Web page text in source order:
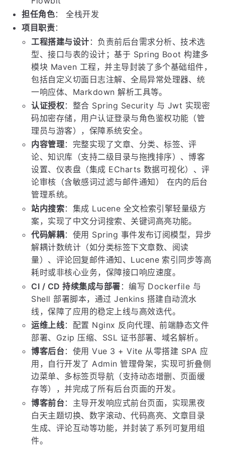
担任角色： 全栈开发
项目职责：
工程搭建与设计 ：负责前后台需求分析、技术选
型、接口与表的设计；基于 Spring Boot 构建多
模块 Maven 工程，并主导封装了多个基础组件，
包括自定义切面日志注解、全局异常处理器、统
一响应体、Markdown 解析工具等。
认证授权：整合 Spring Security 与 Jwt 实现密
码加密存储，用户认证登录与角色鉴权功能（管
理员与游客），保障系统安全。
内容管理：完整实现了文章、分类、标签、评
论、知识库（支持二级目录与拖拽排序）、博客
设置、仪表盘（集成 ECharts 数据可视化）、评
论审核（含敏感词过滤与邮件通知） 在内的后台
管理系统。
站内搜索：集成 Lucene 全文检索引擎轻量级方
案，实现了中文分词搜索、关键词高亮功能。
代码解耦：使用 Spring 事件发布订阅模型，异步
解耦计数统计（如分类标签下文章数、阅读
量）、评论回复邮件通知、Lucene 索引同步等高
耗时或非核心业务，保障接口响应速度。
CI / CD 持续集成与部署 ：编写 Dockerfile 与
Shell 部署脚本，通过 Jenkins 搭建自动流水
线，保障了应用的稳定上线与高效迭代。
运维上线：配置 Nginx 反向代理、前端静态文件
部署、Gzip 压缩、SSL 证书部署、域名解析。
博客后台：使用 Vue 3 + Vite 从零搭建 SPA 应
用，自行开发了 Admin 管理骨架，实现可折叠侧
边菜单、多标签页导航（支持动态增删、页面缓
存等），并完成了所有后台页面的开发。
博客前台：主导开发响应式前台页面，实现黑夜
白天主题切换、数字滚动、代码高亮、文章目录
生成、评论互动等功能，并封装了系列可复用组
件。